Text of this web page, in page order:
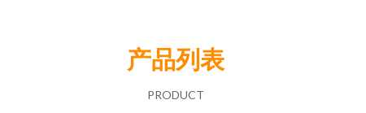
产品列表
PRODUCT